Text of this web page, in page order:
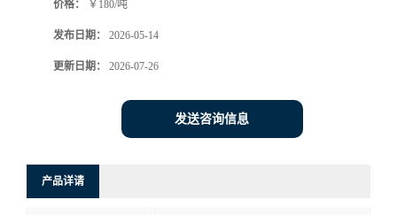
价格： ￥180/吨
发布日期： 2026-05-14
更新日期： 2026-07-26
发送咨询信息
产品详请